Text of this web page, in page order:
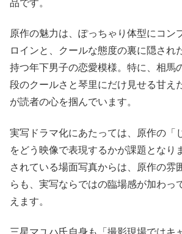
品です。
原作の魅力は、ぽっちゃり体型にコン
ロインと、クールな態度の裏に隠され
持つ年下男子の恋愛模様。特に、相馬
段のクールさと琴里にだけ見せる甘え
が読者の心を掴んでいます。
実写ドラマ化にあたっては、原作の「
をどう映像で表現するかが課題となり
されている場面写真からは、原作の雰
らも、実写ならではの臨場感が加わっ
えます。
三星マユハ氏自身も「撮影現場ではキ